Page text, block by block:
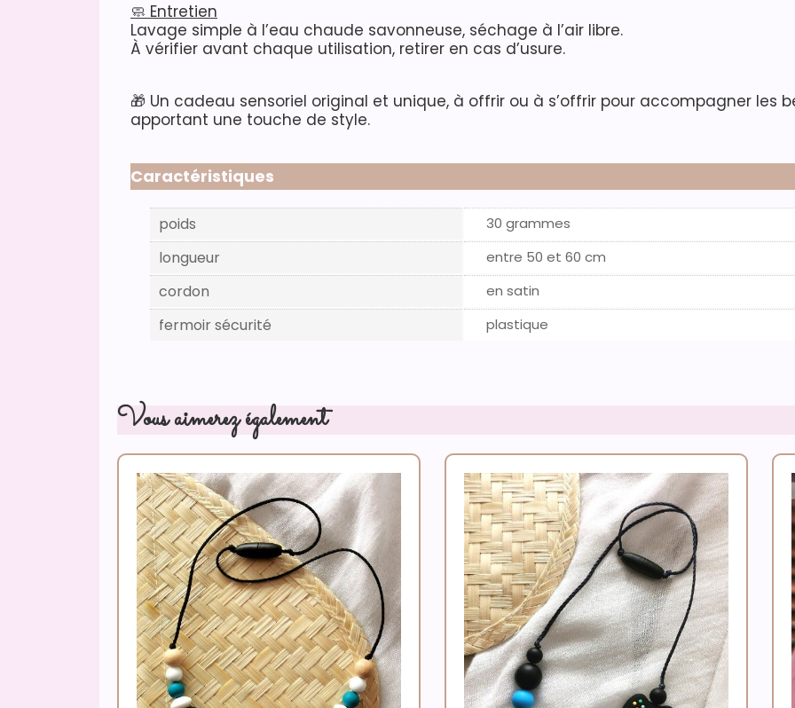
🧼 Entretien
Lavage simple à l’eau chaude savonneuse, séchage à l’air libre.
À vérifier avant chaque utilisation, retirer en cas d’usure.
🎁 Un cadeau sensoriel original et unique, à offrir ou à s’offrir pour accompagner les
apportant une touche de style.
Caractéristiques
poids 30 grammes
longueur entre 50 et 60 cm
cordon en satin
fermoir sécurité plastique
Vous aimerez également